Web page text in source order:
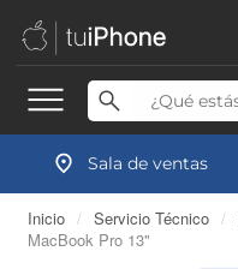
Sala de ventas
Inicio / Servicio Técnico /
MacBook Pro 13"